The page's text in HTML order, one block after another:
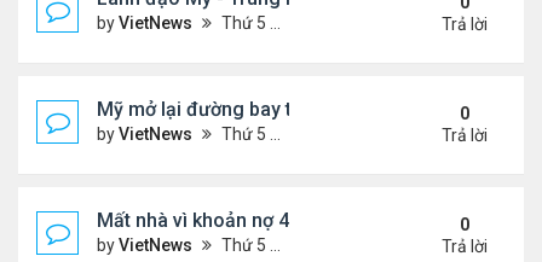
byVietNews Thứ 5 Tháng 5 14, 2026 3:05 pm
Trả lời
Mỹ mở lại đường bay thẳng tới Venezuela sau 7
byVietNews Thứ 5 Tháng 4 30, 2026 4:27 pm
0
Trả lời
Mất nhà vì khoản nợ 400 USD với ban quản trị khu
byVietNews Thứ 5 Tháng 4 23, 2026 4:30 pm
0
Trả lời